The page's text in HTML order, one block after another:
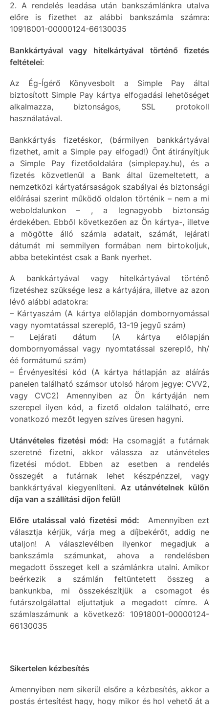
2. A rendelés leadása után bankszámlánkra utalva
előre is fizethet az alábbi bankszámla számra:
10918001-00000124-66130035
Bankkártyával vagy hitelkártyával történő fizetés
feltételei:
Az Ég-Ígérő Könyvesbolt a Simple Pay által
biztosított Simple Pay kártya elfogadási lehetőséget
alkalmazza, biztonságos, SSL protokoll
használatával.
Bankkártyás fizetéskor, (bármilyen bankkártyával
fizethet, amit a Simple pay elfogad!) Önt átirányítjuk
a Simple Pay fizetőoldalára (simplepay.hu), és a
fizetés közvetlenül a Bank által üzemeltetett, a
nemzetközi kártyatársaságok szabályai és biztonsági
előírásai szerint működő oldalon történik – nem a mi
weboldalunkon – , a legnagyobb biztonság
érdekében. Ebből következően az Ön kártya-, illetve
a mögötte álló számla adatait, számát, lejárati
dátumát mi semmilyen formában nem birtokoljuk,
abba betekintést csak a Bank nyerhet.
A bankkártyával vagy hitelkártyával történő
fizetéshez szüksége lesz a kártyájára, illetve az azon
lévő alábbi adatokra:
– Kártyaszám (A kártya előlapján dombornyomással
vagy nyomtatással szereplő, 13-19 jegyű szám)
– Lejárati dátum (A kártya előlapján
dombornyomással vagy nyomtatással szereplő, hh/
éé formátumú szám)
– Érvényesítési kód (A kártya hátlapján az aláírás
panelen található számsor utolsó három jegye: CVV2,
vagy CVC2) Amennyiben az Ön kártyáján nem
szerepel ilyen kód, a fizető oldalon található, erre
vonatkozó mezőt legyen szíves üresen hagyni.
Utánvételes fizetési mód: Ha csomagját a futárnak
szeretné fizetni, akkor válassza az utánvételes
fizetési módot. Ebben az esetben a rendelés
összegét a futárnak lehet készpénzzel, vagy
bankkártyával kiegyenlíteni. Az utánvételnek külön
díja van a szállítási díjon felül!
Előre utalással való fizetési mód: Amennyiben ezt
választja kérjük, várja meg a díjbekérőt, addig ne
utaljon! A válaszlevélben ilyenkor megadjuk a
bankszámla számunkat, ahova a rendelésben
megadott összeget kell a számlánkra utalni. Amikor
beérkezik a számlán feltüntetett összeg a
bankunkba, mi összekészítjük a csomagot és
futárszolgálattal eljuttatjuk a megadott címre. A
számlaszámunk a következő: 10918001-00000124-
66130035
Sikertelen kézbesítés
Amennyiben nem sikerül elsőre a kézbesítés, akkor a
postás értesítést hagy, hogy mikor és hol vehető át a